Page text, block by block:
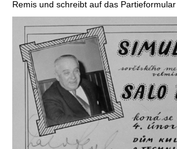
Remis und schreibt auf das Partieformular